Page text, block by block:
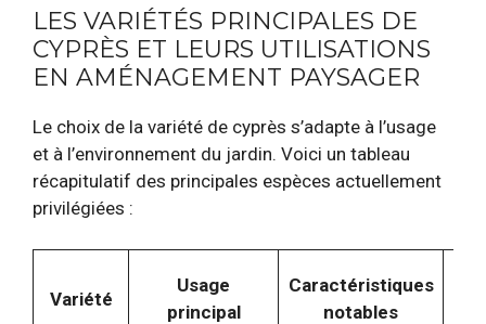
LES VARIÉTÉS PRINCIPALES DE
CYPRÈS ET LEURS UTILISATIONS
EN AMÉNAGEMENT PAYSAGER
Le choix de la variété de cyprès s’adapte à l’usage
et à l’environnement du jardin. Voici un tableau
récapitulatif des principales espèces actuellement
privilégiées :
Variété
Usage
principal
Caractéristiques
notables